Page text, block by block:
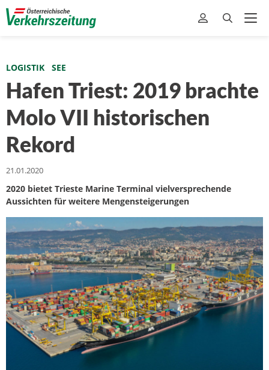
LOGISTIK SEE
Hafen Triest: 2019 brachte
Molo VII historischen
Rekord
21.01.2020
2020 bietet Trieste Marine Terminal vielversprechende
Aussichten für weitere Mengensteigerungen